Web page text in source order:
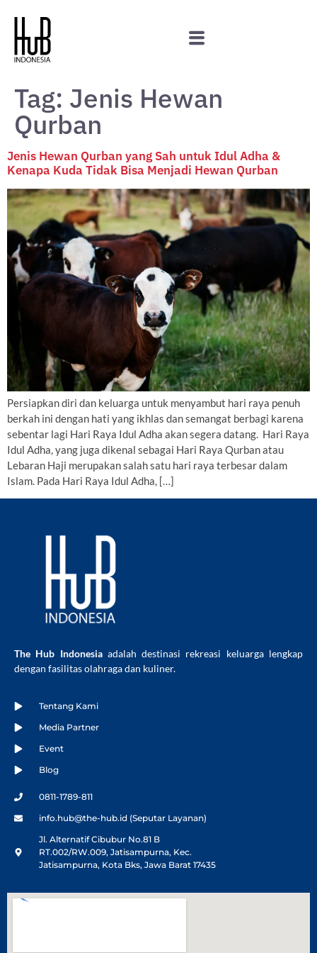
Tag: Jenis Hewan
Qurban
Jenis Hewan Qurban yang Sah untuk Idul Adha &
Kenapa Kuda Tidak Bisa Menjadi Hewan Qurban
Persiapkan diri dan keluarga untuk menyambut hari raya penuh
berkah ini dengan hati yang ikhlas dan semangat berbagi karena
sebentar lagi Hari Raya Idul Adha akan segera datang. Hari Raya
Idul Adha, yang juga dikenal sebagai Hari Raya Qurban atau
Lebaran Haji merupakan salah satu hari raya terbesar dalam
Islam. Pada Hari Raya Idul Adha, […]
The Hub Indonesiaadalah destinasi rekreasi keluarga lengkap
dengan fasilitas olahraga dan kuliner.
Tentang Kami
Media Partner
Event
Blog
0811-1789-811
info.hub@the-hub.id (Seputar Layanan)
Jl. Alternatif Cibubur No.81 B
RT.002/RW.009, Jatisampurna, Kec.
Jatisampurna, Kota Bks, Jawa Barat 17435